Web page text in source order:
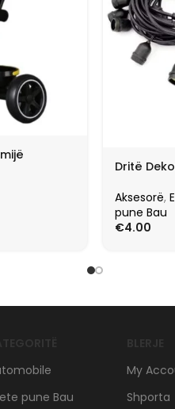
Dritë
Aksesorë,
pune Bau
€4.00
pune Bau
My
Shporta